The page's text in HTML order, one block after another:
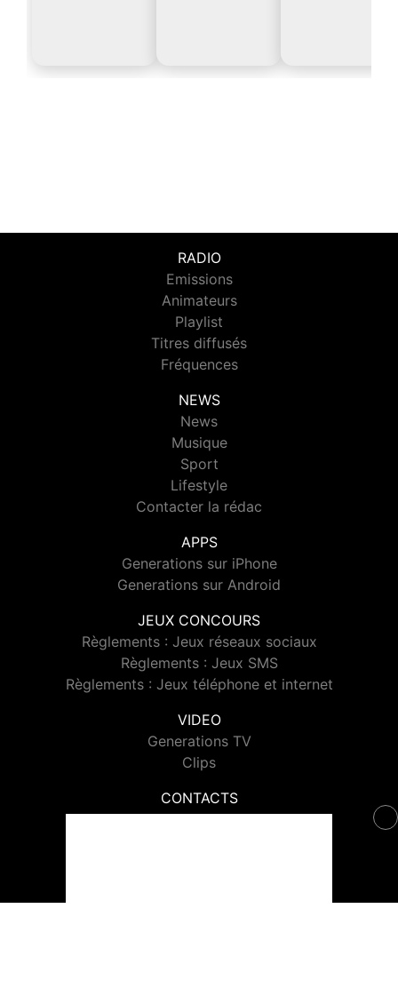
RADIO
Emissions
Animateurs
Playlist
Titres diffusés
Fréquences
NEWS
News
Musique
Sport
Lifestyle
Contacter la rédac
APPS
Generations sur iPhone
Generations sur Android
JEUX CONCOURS
Règlements : Jeux réseaux sociaux
Règlements : Jeux SMS
Règlements : Jeux téléphone et internet
VIDEO
Generations TV
Clips
CONTACTS
Contacter Generations